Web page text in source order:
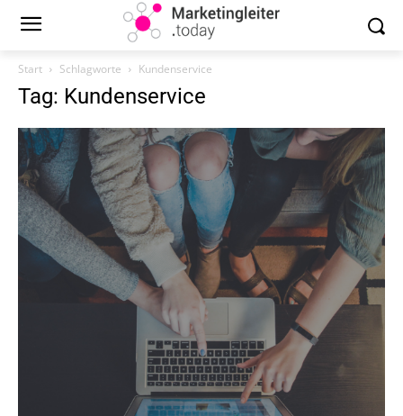
Start Schlagworte Kundenservice
Tag: Kundenservice